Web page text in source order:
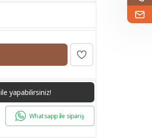
ile yapabilirsiniz!
Whatsapp ile sipariş